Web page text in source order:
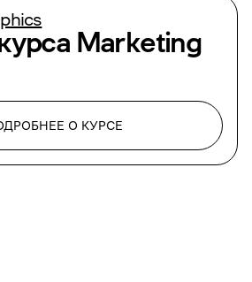
Marketing
О КУРСЕ